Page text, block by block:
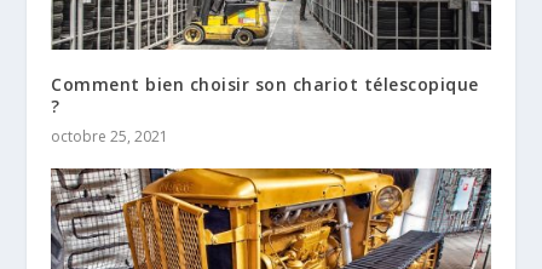
Comment bien choisir son chariot télescopique
?
octobre 25, 2021